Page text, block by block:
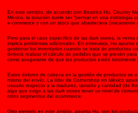
En este sentido, de acuerdo con Beatrice Hu, Country
México, la solución suele ser “pensar en una estrategia
e-commerce y con un stock que abasteciera únicamente
Pero para el caso específico de las dark stores, la venta
implica problemas adicionales. En entrevista, Hu apunta
gestionar los inventarios cuando se trata de productos
deberá realizar el cálculo de pedidos que se prevén
como asegurarse de que los productos estén totalmente
Estos dolores de cabeza en la gestión de productos se
mismo del envío. La líder de Cornershop en México
usuario respecto a la madurez, tamaño y cantidad [de
algo que exige a las dark stores tener un nivel de
otros segmentos del ecommerce.
Otro ejemplo en este ámbito, apunta Hu, son los